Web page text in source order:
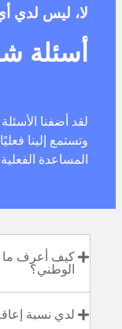
لا، ليس لدي
أسئلة
لقد أضفنا
وتستمع إلينا
المساعدة
كيف أعرف ما
الوطني؟
لدي نسبة